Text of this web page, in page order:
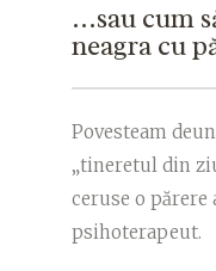
…sau cum
neagra cu
Povesteam
„tineretul din
ceruse o părere
psihoterapeut.